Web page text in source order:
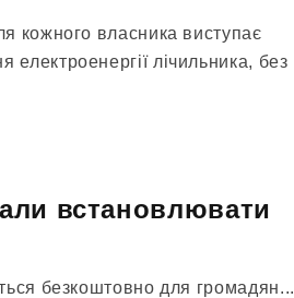
кожного власника виступає
лічильника, без
встановлювати
безкоштовно для громадян...